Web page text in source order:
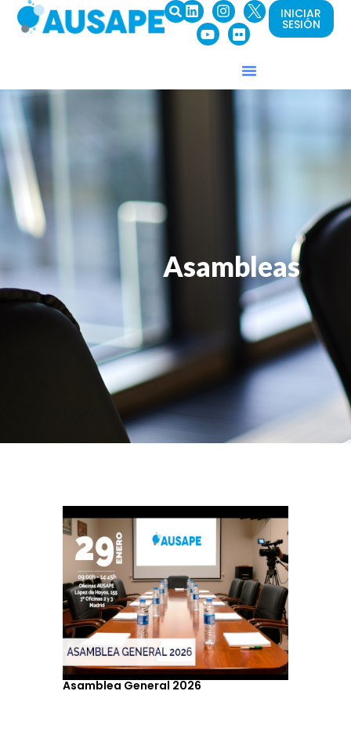
INICIAR
SESIÓN
Asambleas
Asamblea General 2026